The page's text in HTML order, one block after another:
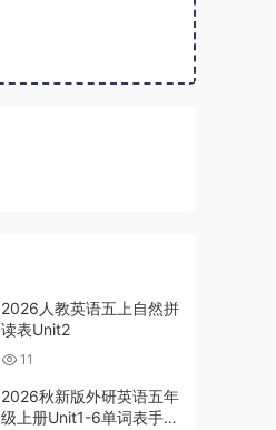
2026人教英语五上自然拼
读表Unit2
11
2026秋新版外研英语五年
级上册Unit1-6单词表手写